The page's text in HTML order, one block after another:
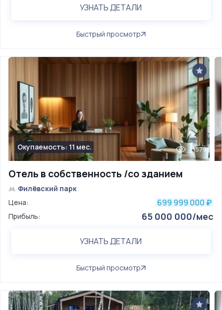
УЗНАТЬ ДЕТАЛИ
Быстрый просмотр
Отель в собственность /со зданием
Окупаемость: 11 мес. 1579
Филёвский парк
Цена:
699 999 000 ₽
Прибыль: 65 000 000/мес
УЗНАТЬ ДЕТАЛИ
Быстрый просмотр